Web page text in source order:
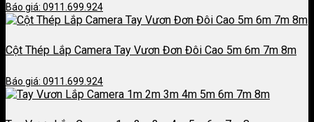
Báo giá: 0911.699.924
Cột Thép Lắp Camera Tay Vươn Đơn Đôi Cao 5m 6m 7m 8m
Báo giá: 0911.699.924